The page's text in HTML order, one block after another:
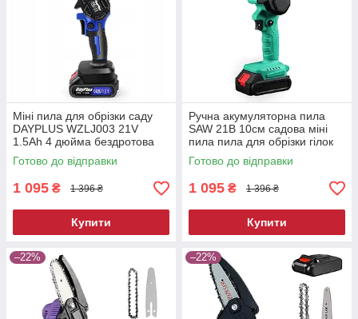
Міні пила для обрізки саду
DAYPLUS WZLJ003 21V
1.5Ah 4 дюйма бездротова
міні пила міні-пилка
акумуляторна
Готово до відправки
1 095 ₴ 1 396 ₴
Купити
Ручна акумуляторна пила
SAW 21В 10см садова міні
пила пила для обрізки гілок
Готово до відправки
1 095 ₴ 1 396 ₴
Купити
–22% –22%